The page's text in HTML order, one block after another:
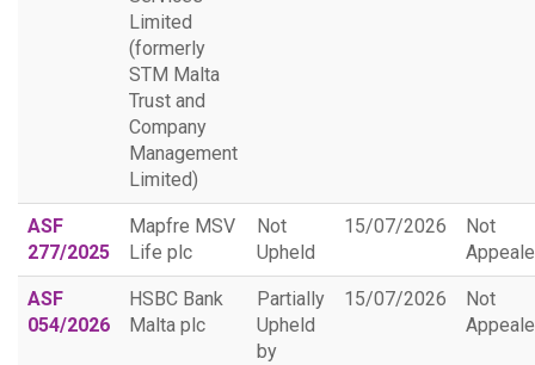
Limited
(formerly
STM Malta
Trust and
Company
Management
Limited)
ASF
277/2025
Mapfre MSV
Life plc
Not
Upheld
15/07/2026
Not
ASF
054/2026
HSBC Bank
Malta plc
Partially
Upheld
by
15/07/2026
Not